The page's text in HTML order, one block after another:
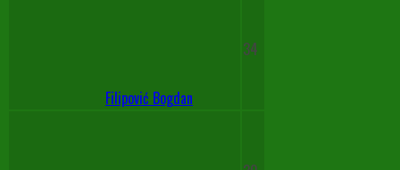
Filipović Bogdan
34